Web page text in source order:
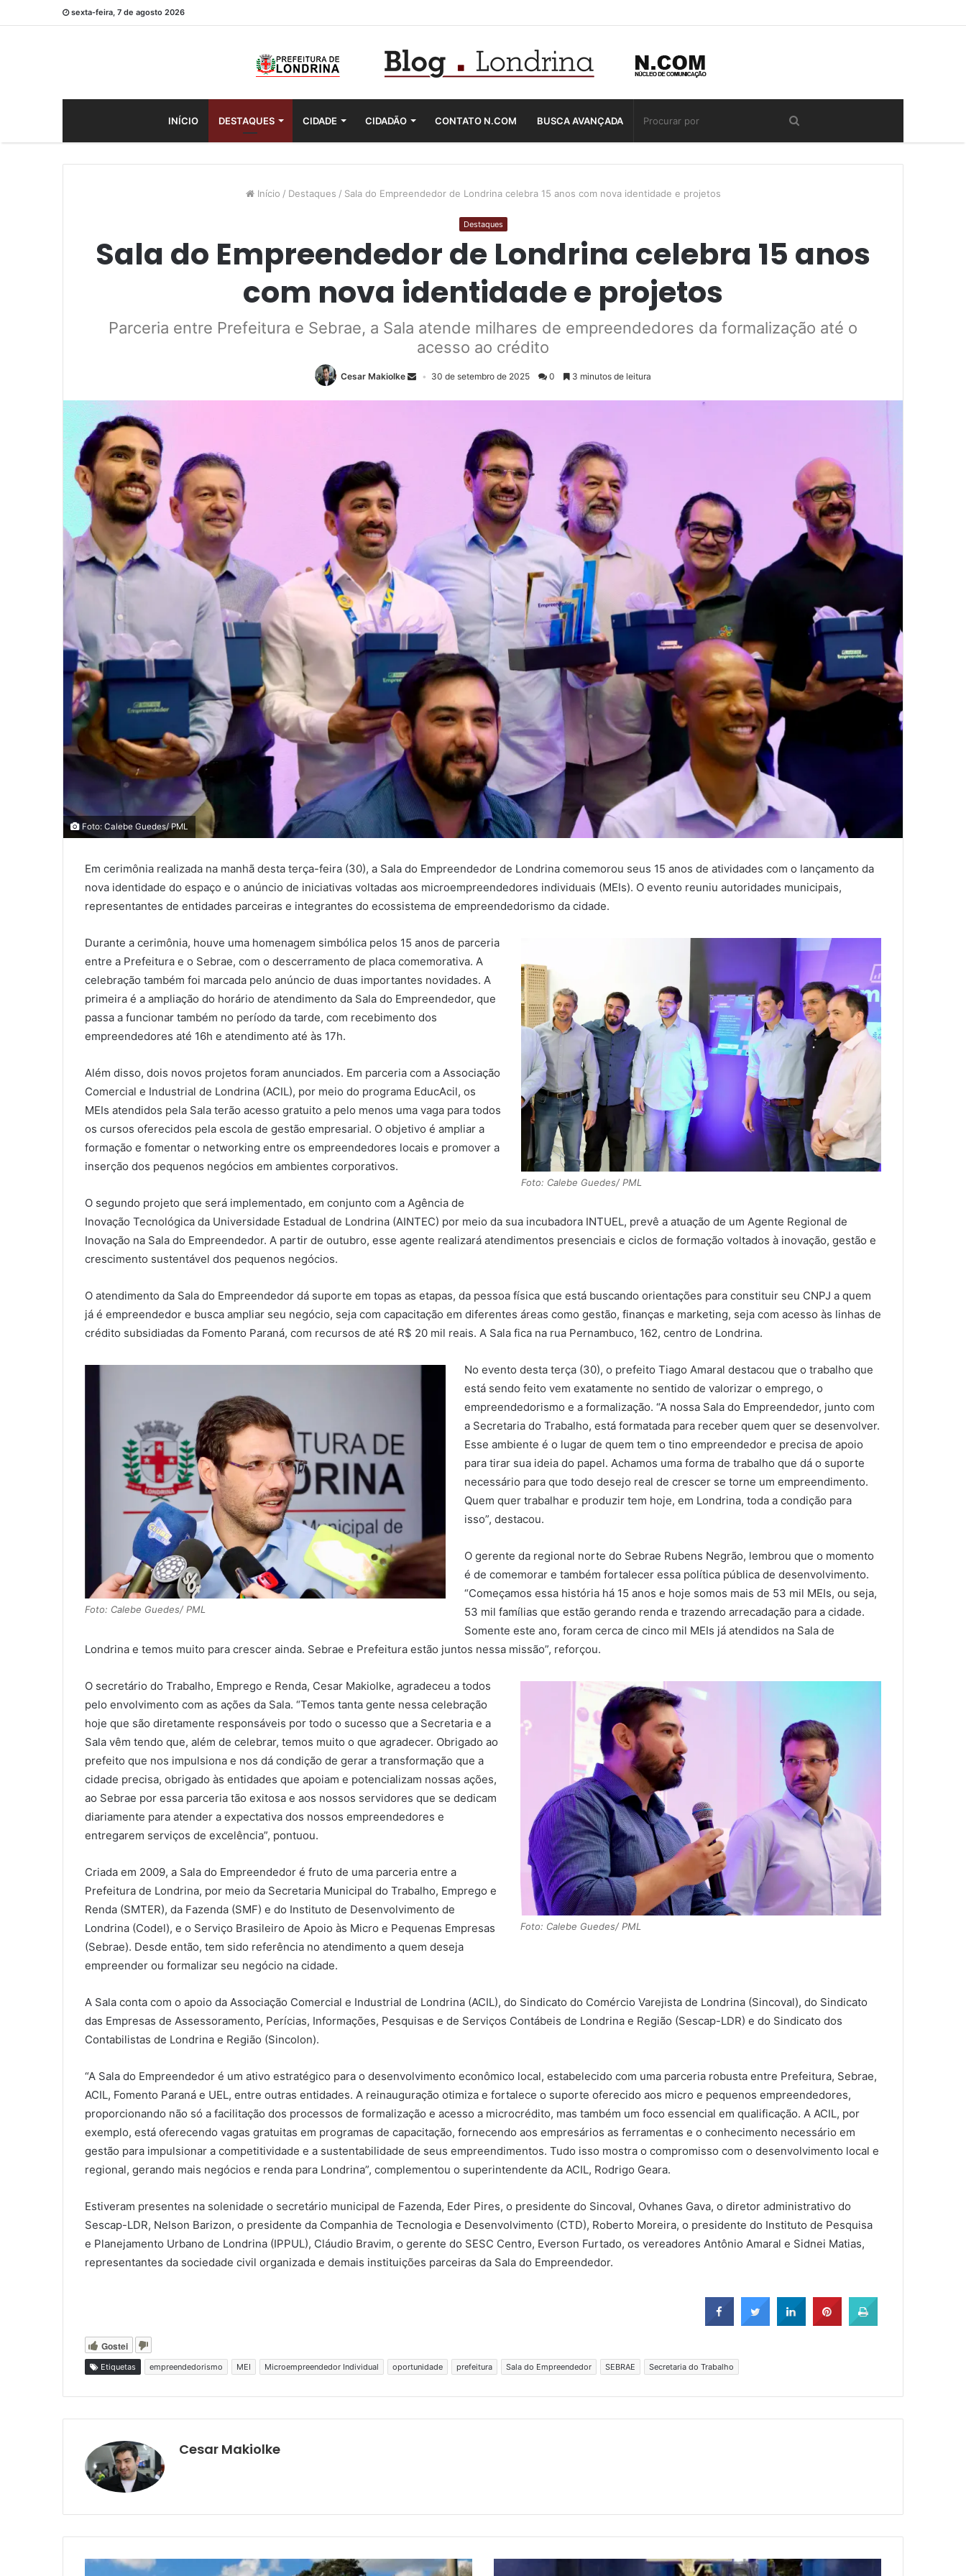
sexta-feira, 7 de agosto 2026
INÍCIO DESTAQUES CIDADE CIDADÃO CONTATO N.COM BUSCA AVANÇADA
Início / Destaques / Sala do Empreendedor de Londrina celebra 15 anos com nova identidade e projetos
Destaques
Sala do Empreendedor de Londrina celebra 15 anos
com nova identidade e projetos
Parceria entre Prefeitura e Sebrae, a Sala atende milhares de empreendedores da formalização até o
acesso ao crédito
Cesar Makiolke 30 de setembro de 2025 0 3 minutos de leitura
Foto: Calebe Guedes/ PML
Em cerimônia realizada na manhã desta terça-feira (30), a Sala do Empreendedor de Londrina comemorou seus 15 anos de atividades com o lançamento da
nova identidade do espaço e o anúncio de iniciativas voltadas aos microempreendedores individuais (MEIs). O evento reuniu autoridades municipais,
representantes de entidades parceiras e integrantes do ecossistema de empreendedorismo da cidade.
Foto: Calebe Guedes/ PML
Durante a cerimônia, houve uma homenagem simbólica pelos 15 anos de parceria
entre a Prefeitura e o Sebrae, com o descerramento de placa comemorativa. A
celebração também foi marcada pelo anúncio de duas importantes novidades. A
primeira é a ampliação do horário de atendimento da Sala do Empreendedor, que
passa a funcionar também no período da tarde, com recebimento dos
empreendedores até 16h e atendimento até às 17h.
Além disso, dois novos projetos foram anunciados. Em parceria com a Associação
Comercial e Industrial de Londrina (ACIL), por meio do programa EducAcil, os
MEIs atendidos pela Sala terão acesso gratuito a pelo menos uma vaga para todos
os cursos oferecidos pela escola de gestão empresarial. O objetivo é ampliar a
formação e fomentar o networking entre os empreendedores locais e promover a
inserção dos pequenos negócios em ambientes corporativos.
O segundo projeto que será implementado, em conjunto com a Agência de
Inovação Tecnológica da Universidade Estadual de Londrina (AINTEC) por meio da sua incubadora INTUEL, prevê a atuação de um Agente Regional de
Inovação na Sala do Empreendedor. A partir de outubro, esse agente realizará atendimentos presenciais e ciclos de formação voltados à inovação, gestão e
crescimento sustentável dos pequenos negócios.
O atendimento da Sala do Empreendedor dá suporte em topas as etapas, da pessoa física que está buscando orientações para constituir seu CNPJ a quem
já é empreendedor e busca ampliar seu negócio, seja com capacitação em diferentes áreas como gestão, finanças e marketing, seja com acesso às linhas de
crédito subsidiadas da Fomento Paraná, com recursos de até R$ 20 mil reais. A Sala fica na rua Pernambuco, 162, centro de Londrina.
Foto: Calebe Guedes/ PML
No evento desta terça (30), o prefeito Tiago Amaral destacou que o trabalho que
está sendo feito vem exatamente no sentido de valorizar o emprego, o
empreendedorismo e a formalização. “A nossa Sala do Empreendedor, junto com
a Secretaria do Trabalho, está formatada para receber quem quer se desenvolver.
Esse ambiente é o lugar de quem tem o tino empreendedor e precisa de apoio
para tirar sua ideia do papel. Achamos uma forma de trabalho que dá o suporte
necessário para que todo desejo real de crescer se torne um empreendimento.
Quem quer trabalhar e produzir tem hoje, em Londrina, toda a condição para
isso”, destacou.
O gerente da regional norte do Sebrae Rubens Negrão, lembrou que o momento
é de comemorar e também fortalecer essa política pública de desenvolvimento.
“Começamos essa história há 15 anos e hoje somos mais de 53 mil MEIs, ou seja,
53 mil famílias que estão gerando renda e trazendo arrecadação para a cidade.
Somente este ano, foram cerca de cinco mil MEIs já atendidos na Sala de
Londrina e temos muito para crescer ainda. Sebrae e Prefeitura estão juntos nessa missão”, reforçou.
Foto: Calebe Guedes/ PML
O secretário do Trabalho, Emprego e Renda, Cesar Makiolke, agradeceu a todos
pelo envolvimento com as ações da Sala. “Temos tanta gente nessa celebração
hoje que são diretamente responsáveis por todo o sucesso que a Secretaria e a
Sala vêm tendo que, além de celebrar, temos muito o que agradecer. Obrigado ao
prefeito que nos impulsiona e nos dá condição de gerar a transformação que a
cidade precisa, obrigado às entidades que apoiam e potencializam nossas ações,
ao Sebrae por essa parceria tão exitosa e aos nossos servidores que se dedicam
diariamente para atender a expectativa dos nossos empreendedores e
entregarem serviços de excelência”, pontuou.
Criada em 2009, a Sala do Empreendedor é fruto de uma parceria entre a
Prefeitura de Londrina, por meio da Secretaria Municipal do Trabalho, Emprego e
Renda (SMTER), da Fazenda (SMF) e do Instituto de Desenvolvimento de
Londrina (Codel), e o Serviço Brasileiro de Apoio às Micro e Pequenas Empresas
(Sebrae). Desde então, tem sido referência no atendimento a quem deseja
empreender ou formalizar seu negócio na cidade.
A Sala conta com o apoio da Associação Comercial e Industrial de Londrina (ACIL), do Sindicato do Comércio Varejista de Londrina (Sincoval), do Sindicato
das Empresas de Assessoramento, Perícias, Informações, Pesquisas e de Serviços Contábeis de Londrina e Região (Sescap-LDR) e do Sindicato dos
Contabilistas de Londrina e Região (Sincolon).
“A Sala do Empreendedor é um ativo estratégico para o desenvolvimento econômico local, estabelecido com uma parceria robusta entre Prefeitura, Sebrae,
ACIL, Fomento Paraná e UEL, entre outras entidades. A reinauguração otimiza e fortalece o suporte oferecido aos micro e pequenos empreendedores,
proporcionando não só a facilitação dos processos de formalização e acesso a microcrédito, mas também um foco essencial em qualificação. A ACIL, por
exemplo, está oferecendo vagas gratuitas em programas de capacitação, fornecendo aos empresários as ferramentas e o conhecimento necessário em
gestão para impulsionar a competitividade e a sustentabilidade de seus empreendimentos. Tudo isso mostra o compromisso com o desenvolvimento local e
regional, gerando mais negócios e renda para Londrina”, complementou o superintendente da ACIL, Rodrigo Geara.
Estiveram presentes na solenidade o secretário municipal de Fazenda, Eder Pires, o presidente do Sincoval, Ovhanes Gava, o diretor administrativo do
Sescap-LDR, Nelson Barizon, o presidente da Companhia de Tecnologia e Desenvolvimento (CTD), Roberto Moreira, o presidente do Instituto de Pesquisa
e Planejamento Urbano de Londrina (IPPUL), Cláudio Bravim, o gerente do SESC Centro, Everson Furtado, os vereadores Antônio Amaral e Sidnei Matias,
representantes da sociedade civil organizada e demais instituições parceiras da Sala do Empreendedor.
Gostei
Etiquetas empreendedorismo MEI Microempreendedor Individual oportunidade prefeitura Sala do Empreendedor SEBRAE Secretaria do Trabalho
Cesar Makiolke